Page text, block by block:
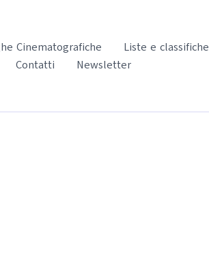
Cinematografiche Liste e classifiche
Contatti Newsletter